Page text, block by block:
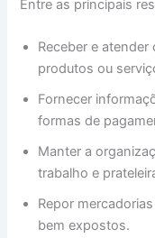
Entre as principais
Receber e
produtos ou
Fornecer
formas de
Manter a
trabalho e
Repor
bem expostos.